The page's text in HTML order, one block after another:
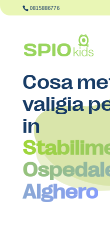
0815886776
Cosa
valigia
in
Alghero